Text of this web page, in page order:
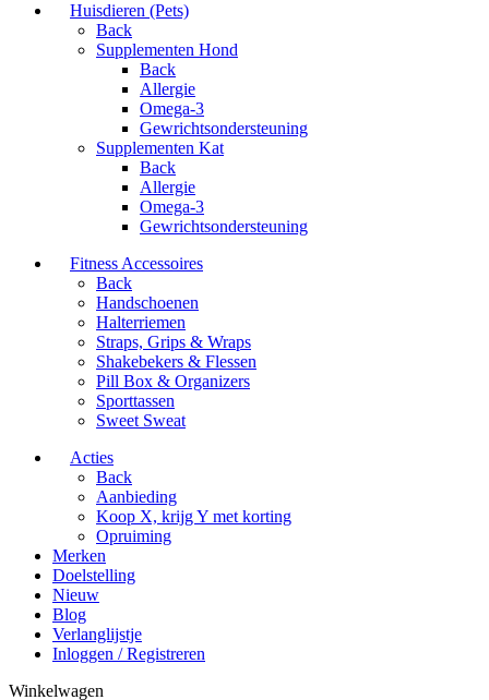
Huisdieren (Pets)
Back
Supplementen Hond
Back
Allergie
Omega-3
Gewrichtsondersteuning
Supplementen Kat
Back
Allergie
Omega-3
Gewrichtsondersteuning
Fitness Accessoires
Back
Handschoenen
Halterriemen
Straps, Grips & Wraps
Shakebekers & Flessen
Pill Box & Organizers
Sporttassen
Sweet Sweat
Acties
Back
Aanbieding
Koop X, krijg Y met korting
Opruiming
Merken
Doelstelling
Nieuw
Blog
Verlanglijstje
Inloggen / Registreren
Winkelwagen